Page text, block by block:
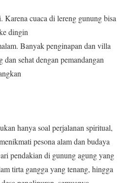
cuaca di lereng gunung bisa
dingin
Banyak penginapan dan villa
sehat dengan pemandangan
hanya soal perjalanan spiritual,
pesona alam dan budaya
pendakian di gunung agung yang
tirta gangga yang tenang, hingga